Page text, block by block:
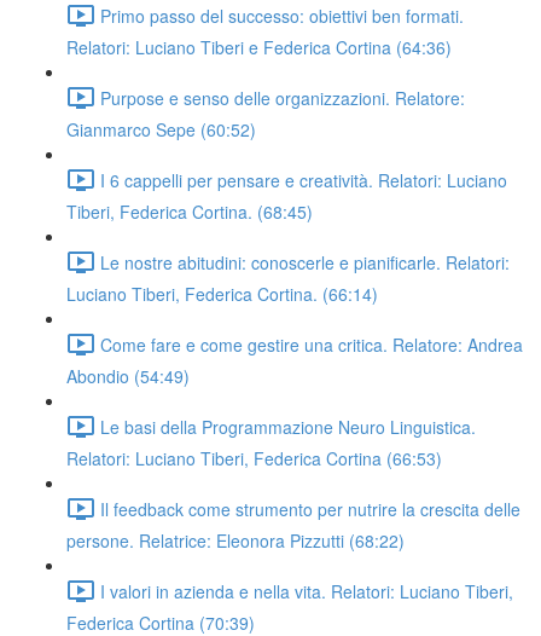
Primo passo del successo: obiettivi ben formati.
Relatori: Luciano Tiberi e Federica Cortina (64:36)
Purpose e senso delle organizzazioni. Relatore:
Gianmarco Sepe (60:52)
I 6 cappelli per pensare e creatività. Relatori: Luciano
Tiberi, Federica Cortina. (68:45)
Le nostre abitudini: conoscerle e pianificarle. Relatori:
Luciano Tiberi, Federica Cortina. (66:14)
Come fare e come gestire una critica. Relatore: Andrea
Abondio (54:49)
Le basi della Programmazione Neuro Linguistica.
Relatori: Luciano Tiberi, Federica Cortina (66:53)
Il feedback come strumento per nutrire la crescita delle
persone. Relatrice: Eleonora Pizzutti (68:22)
I valori in azienda e nella vita. Relatori: Luciano Tiberi,
Federica Cortina (70:39)